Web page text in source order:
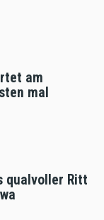
am
mal
qualvoller Ritt